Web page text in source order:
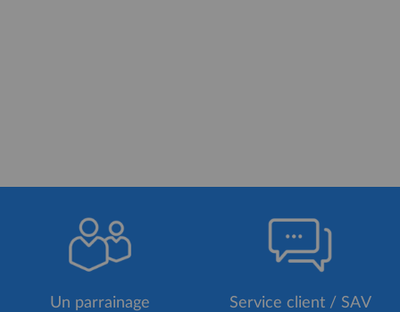
Un parrainage
Service client / SAV